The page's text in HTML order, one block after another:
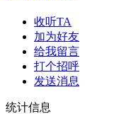
收听TA
加为好友
给我留言
打个招呼
发送消息
统计信息